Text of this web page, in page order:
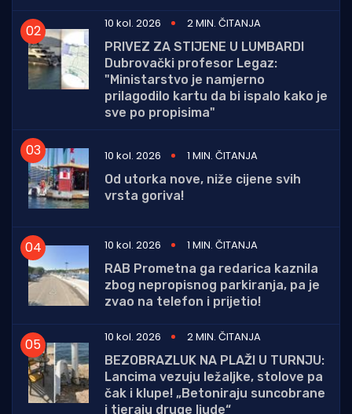
10 kol. 2026
2 MIN. ČITANJA
PRIVEZ ZA STIJENE U LUMBARDI
Dubrovački profesor Legaz:
"Ministarstvo je namjerno
prilagodilo kartu da bi ispalo kako je
sve po propisima"
10 kol. 2026
1 MIN. ČITANJA
Od utorka nove, niže cijene svih
vrsta goriva!
10 kol. 2026
1 MIN. ČITANJA
RAB Prometna ga redarica kaznila
zbog nepropisnog parkiranja, pa je
zvao na telefon i prijetio!
10 kol. 2026
2 MIN. ČITANJA
BEZOBRAZLUK NA PLAŽI U TURNJU:
Lancima vezuju ležaljke, stolove pa
čak i klupe! „Betoniraju suncobrane
i tjeraju druge ljude“